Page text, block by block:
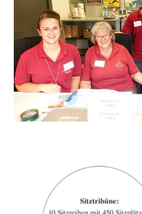
Anfahrt
Fotos
Chronik
Theater Donauwörth e.V.
Spenden